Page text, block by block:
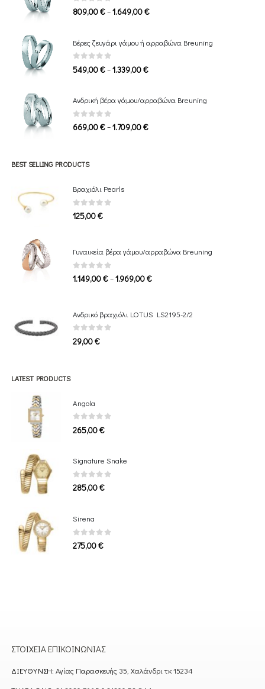
0out of 5
809,00€–1.649,00€Price
through
Βέρες ζευγάρι γάμου ή αρραβώνα Breuning
0 out of 5
549,00€–1.339,00€Price
through
Ανδρική βέρα γάμου/αρραβώνα Breuning
0 out of 5
669,00€–1.709,00€Price
BEST SELLING PRODUCTS
Βραχιόλι Pearls
0out of 5
125,00€
Γυναικεία βέρα γάμου/αρραβώνα Breuning
0 out of 5
1.149,00€–1.969,00€Price
through
Ανδρικό βραχιόλι LOTUS LS2195-2/2
0 out of 5
29,00€
LATEST PRODUCTS
Angola
0 out of 5
265,00€
Signature Snake
0out of 5
285,00€
Sirena
0out of 5
275,00€
ΣΤΟΙΧΕΊΑ ΕΠΙΚΟΙΝΩΝΊΑΣ
ΔΙΕΎΘΥΝΣΗ: Αγίας Παρασκευής 35, Χαλάνδρι τκ 15234